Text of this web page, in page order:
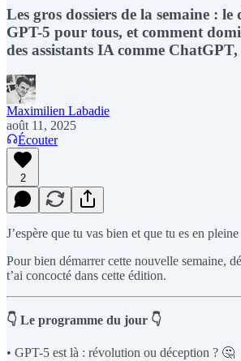
Les gros dossiers de la semaine : le
GPT-5 pour tous, et comment
des assistants IA comme
Maximilien Labadie
août 11, 2025
Écouter
2
J’espère que tu vas bien et que tu es en
Pour bien démarrer cette nouvelle semaine,
t’ai concocté dans cette édition.
👇 Le programme du jour 👇
• GPT-5 est là : révolution ou déception ? 🤔